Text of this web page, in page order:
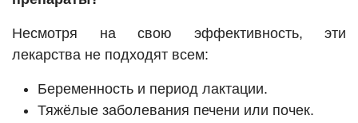
Несмотря на свою эффективность, эти
лекарства не подходят всем:
Беременность и период лактации.
Тяжёлые заболевания печени или почек.